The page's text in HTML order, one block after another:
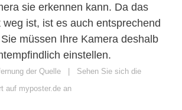
sie erkennen kann. Da das
weg ist, ist es auch entsprechend
müssen Ihre Kamera deshalb
einstellen.
der Quelle | Sehen Sie sich die
auf myposter.de an